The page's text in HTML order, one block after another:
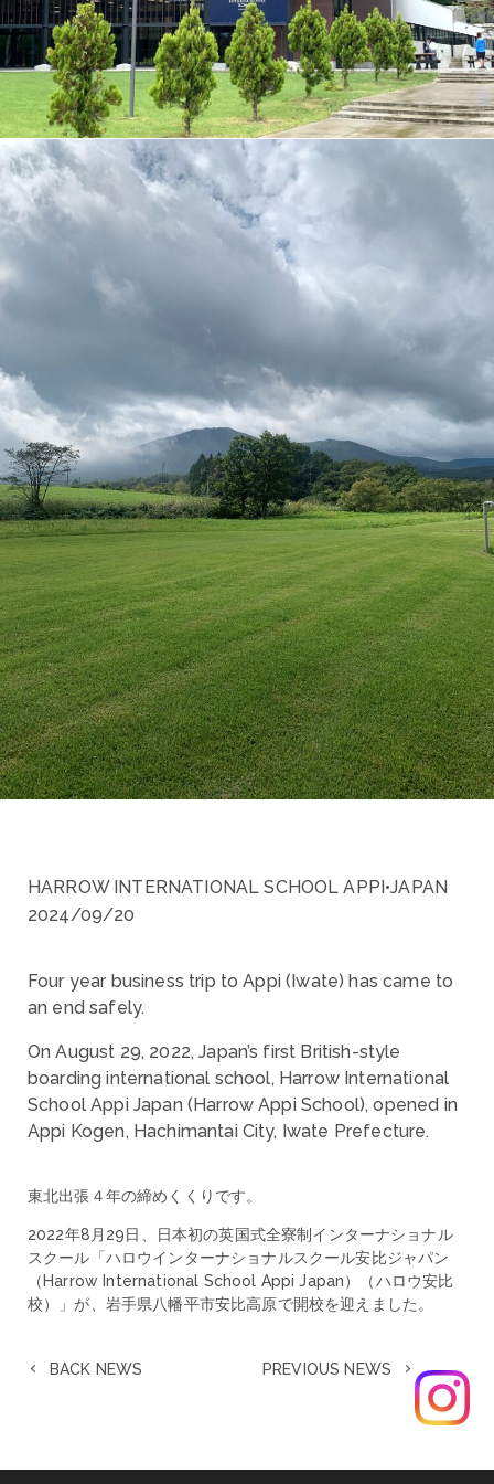
HARROW INTERNATIONAL SCHOOL APPI•JAPAN
2024/09/20
Four year business trip to Appi (Iwate) has came to
an end safely.
On August 29, 2022, Japan’s first British-style
boarding international school, Harrow International
School Appi Japan (Harrow Appi School), opened in
Appi Kogen, Hachimantai City, Iwate Prefecture.
東北出張４年の締めくくりです。
2022年8月29日、日本初の英国式全寮制インターナショナル
スクール「ハロウインターナショナルスクール安比ジャパン
（Harrow International School Appi Japan）（ハロウ安比
校）」が、岩手県八幡平市安比高原で開校を迎えました。
BACK NEWS PREVIOUS NEWS